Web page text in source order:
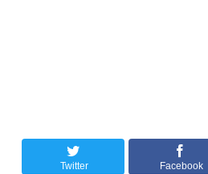
Twitter Facebook